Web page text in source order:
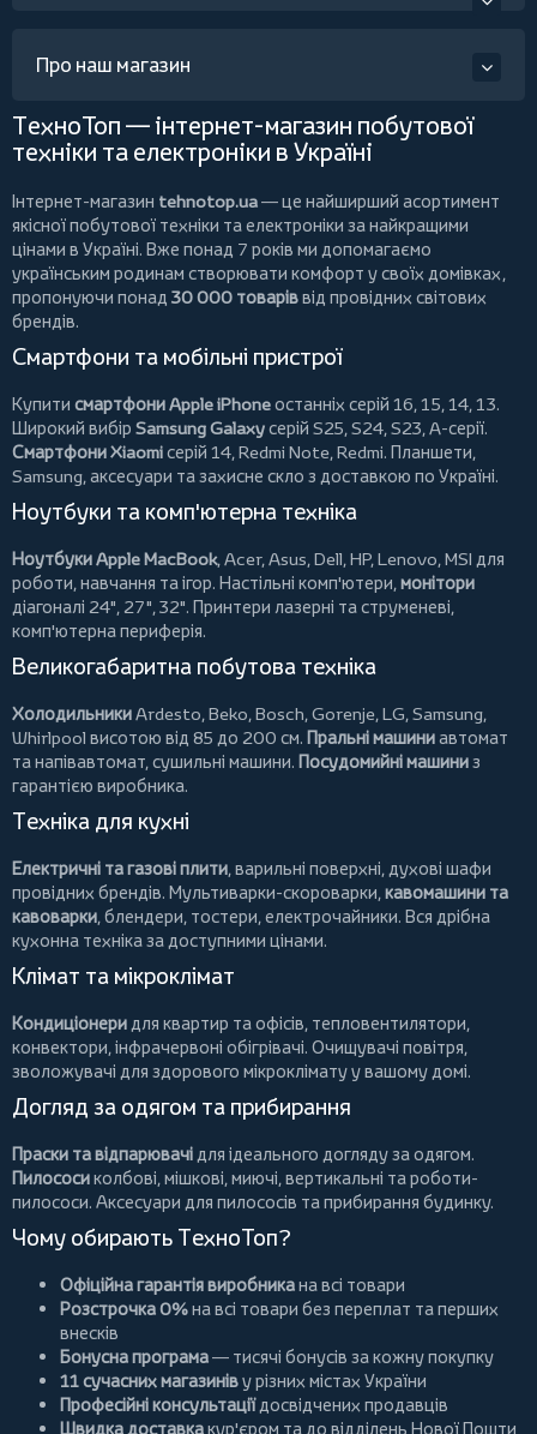
Про наш магазин
ТехноТоп — інтернет-магазин побутової
техніки та електроніки в Україні
Інтернет-магазин tehnotop.ua— це найширший асортимент
якісної побутової техніки та електроніки за найкращими
цінами в Україні. Вже понад 7 років ми допомагаємо
українським родинам створювати комфорт у своїх домівках,
пропонуючи понад 30 000 товаріввід провідних світових
брендів.
Смартфони та мобільні пристрої
Купити смартфони Apple iPhoneостанніх серій 16, 15, 14, 13.
Широкий вибір Samsung Galaxyсерій S25, S24, S23, A-серії.
Смартфони Xiaomiсерій 14, Redmi Note, Redmi. Планшети,
Samsung, аксесуари тазахисне скло з доставкою по Україні.
Ноутбуки та комп'ютерна техніка
Ноутбуки Apple MacBook,Acer,Asus,Dell,HP,Lenovo,MSI для
роботи, навчання та ігор. Настільні комп'ютери,монітори
діагоналі 24", 27", 32". Принтери лазерні та струменеві,
комп'ютерна периферія.
Великогабаритна побутова техніка
ХолодильникиArdesto,Beko,Bosch,Gorenje,LG,Samsung,
Whirlpool висотою від 85 до 200 см. Пральні машиниавтомат
та напівавтомат,сушильні машини. Посудомийні машиниз
гарантією виробника.
Техніка для кухні
Електричні та газові плити, варильні поверхні, духові шафи
провідних брендів. Мультиварки-скороварки,кавомашини та
кавоварки,блендери, тостери,електрочайники. Вся дрібна
кухонна техніка за доступними цінами.
Клімат та мікроклімат
Кондиціонеридля квартир та офісів, тепловентилятори,
конвектори,інфрачервоні обігрівачі. Очищувачі повітря,
зволожувачі для здорового мікроклімату у вашому домі.
Догляд за одягом та прибирання
Праски та відпарювачідля ідеального догляду за одягом.
Пилососиколбові,мішкові,миючі,вертикальні тароботи-
пилососи. Аксесуари для пилососів та прибирання будинку.
Чому обирають ТехноТоп?
Офіційна гарантія виробникана всі товари
Розстрочка 0%на всі товари без переплат та перших
внесків
Бонусна програма— тисячі бонусів за кожну покупку
11 сучасних магазиніву різних містах України
Професійні консультаціїдосвідчених продавців
Швидка доставкакур'єром та до відділень Нової Пошти